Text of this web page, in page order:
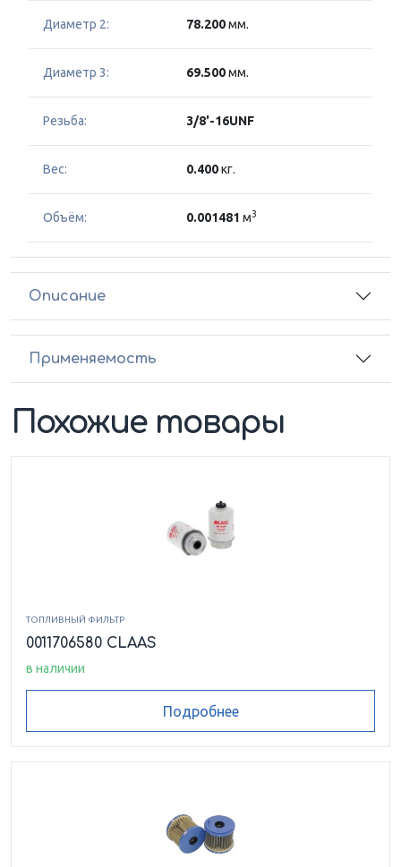
Диаметр 2: 78.200мм.
Диаметр 3: 69.500мм.
Резьба: 3/8'-16UNF
Вес: 0.400кг.
Объём: 0.001481 м3
Описание
Применяемость
Похожие товары
ТОПЛИВНЫЙ ФИЛЬТР
0011706580 CLAAS
в наличии
Подробнее